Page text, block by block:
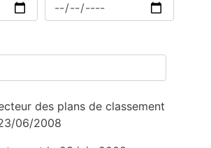
des plans de classement
06/2008